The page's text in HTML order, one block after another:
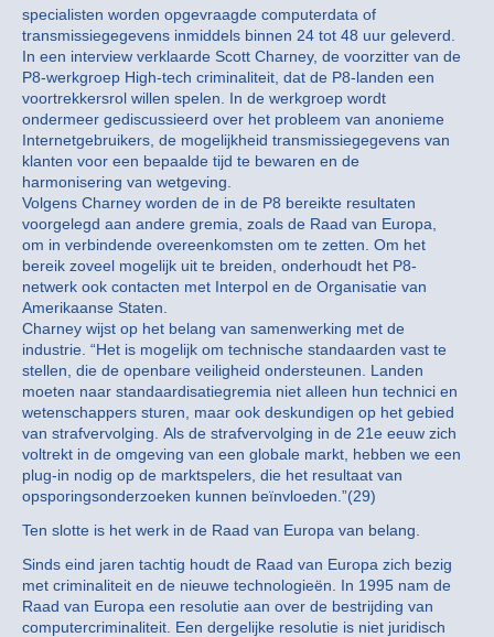
specialisten worden opgevraagde computerdata of
transmissiegegevens inmiddels binnen 24 tot 48 uur geleverd.
In een interview verklaarde Scott Charney, de voorzitter van de
P8-werkgroep High-tech criminaliteit, dat de P8-landen een
voortrekkersrol willen spelen. In de werkgroep wordt
ondermeer gediscussieerd over het probleem van anonieme
Internetgebruikers, de mogelijkheid transmissiegegevens van
klanten voor een bepaalde tijd te bewaren en de
harmonisering van wetgeving.
Volgens Charney worden de in de P8 bereikte resultaten
voorgelegd aan andere gremia, zoals de Raad van Europa,
om in verbindende overeenkomsten om te zetten. Om het
bereik zoveel mogelijk uit te breiden, onderhoudt het P8-
netwerk ook contacten met Interpol en de Organisatie van
Amerikaanse Staten.
Charney wijst op het belang van samenwerking met de
industrie. “Het is mogelijk om technische standaarden vast te
stellen, die de openbare veiligheid ondersteunen. Landen
moeten naar standaardisatiegremia niet alleen hun technici en
wetenschappers sturen, maar ook deskundigen op het gebied
van strafvervolging. Als de strafvervolging in de 21e eeuw zich
voltrekt in de omgeving van een globale markt, hebben we een
plug-in nodig op de marktspelers, die het resultaat van
opsporingsonderzoeken kunnen beïnvloeden.”(29)
Ten slotte is het werk in de Raad van Europa van belang.
Sinds eind jaren tachtig houdt de Raad van Europa zich bezig
met criminaliteit en de nieuwe technologieën. In 1995 nam de
Raad van Europa een resolutie aan over de bestrijding van
computercriminaliteit. Een dergelijke resolutie is niet juridisch